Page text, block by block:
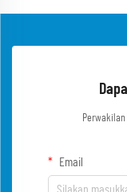
Email